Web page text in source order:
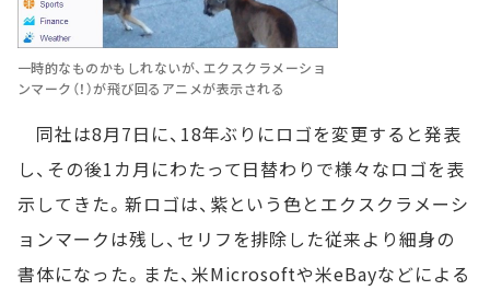
一時的なものかもしれないが、エクスクラメーショ
ンマーク（！）が飛び回るアニメが表示される
同社は8月7日に、18年ぶりにロゴを変更すると発表
し、その後1カ月にわたって日替わりで様々なロゴを表
示してきた。新ロゴは、紫という色とエクスクラメーシ
ョンマークは残し、セリフを排除した従来より細身の
書体になった。また、米Microsoftや米eBayなどによる